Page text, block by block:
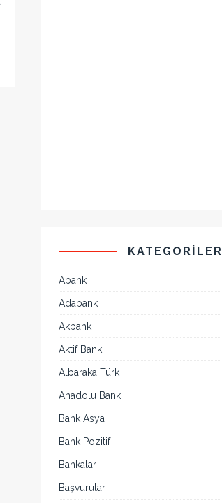
KATEGORILER
Abank
Adabank
Akbank
Aktif Bank
Albaraka Türk
Anadolu Bank
Bank Asya
Bank Pozitif
Bankalar
Başvurular